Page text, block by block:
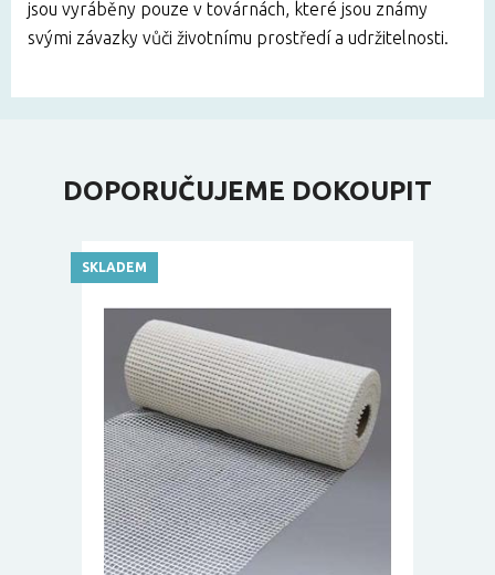
jsou vyráběny pouze v továrnách, které jsou známy
svými závazky vůči životnímu prostředí a udržitelnosti.
DOPORUČUJEME DOKOUPIT
SKLADEM